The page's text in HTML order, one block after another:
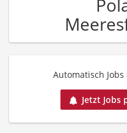
Automatisch
Jetzt Jobs